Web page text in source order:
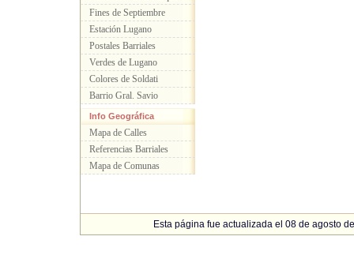
Fines de Septiembre
Estación Lugano
Postales Barriales
Verdes de Lugano
Colores de Soldati
Barrio Gral. Savio
Info Geográfica
Mapa de Calles
Referencias Barriales
Mapa de Comunas
Esta página fue actualizada el 08 de agosto